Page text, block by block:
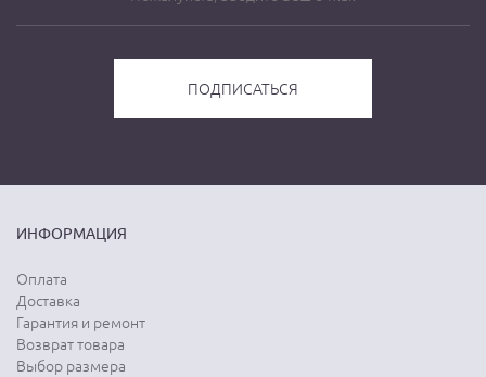
ИНФОРМАЦИЯ
Оплата
Доставка
Гарантия и ремонт
Возврат товара
Выбор размера